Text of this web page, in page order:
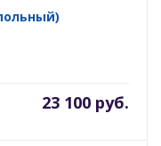
23 100 руб.